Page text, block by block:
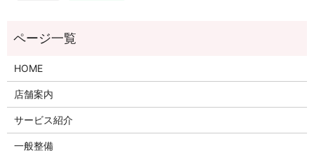
HOME
店舗案内
サービス紹介
一般整備